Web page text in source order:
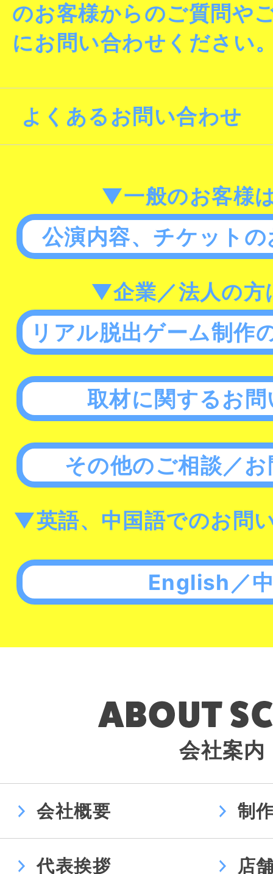
のお客様からのご質問や
にお問い合わせください
よくあるお問い合わせ
▼一般のお客様
公演内容、チケット
▼企業／法人の方
リアル脱出ゲーム制作
取材に関するお
その他のご相談／
▼英語、中国語でのお問
English／
会社案内
会社概要 制
代表挨拶 店